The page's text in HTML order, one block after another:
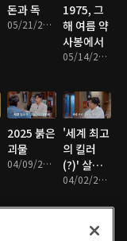
돈과 독
05/21/2026 • 1시간 8분
1975, 그
해 여름 약
사봉에서
05/14/2026 • 1시간 16분
2025 붉은
괴물
04/09/2026 • 1시간 20분
'세계 최고
의 킬러
(?)' 살인
자와 조종
04/02/2026 • 1시간 18분